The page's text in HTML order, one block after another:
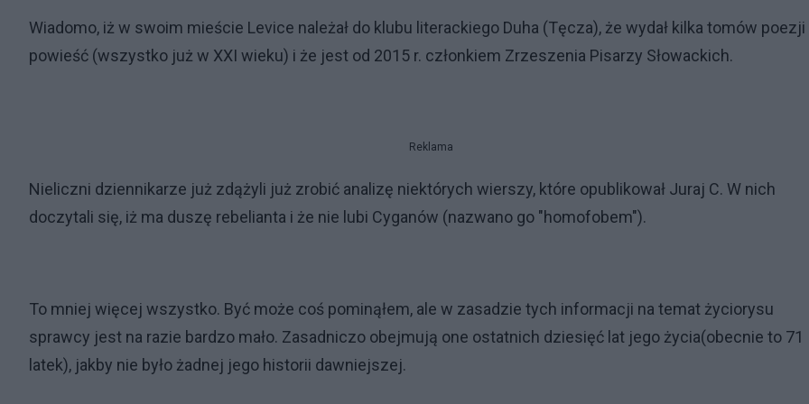
Wiadomo, iż w swoim mieście Levice należał do klubu literackiego Duha (Tęcza), że wydał kilka tomów poezji
powieść (wszystko już w XXI wieku) i że jest od 2015 r. członkiem Zrzeszenia Pisarzy Słowackich.
Reklama
Nieliczni dziennikarze już zdążyli już zrobić analizę niektórych wierszy, które opublikował Juraj C. W nich
doczytali się, iż ma duszę rebelianta i że nie lubi Cyganów (nazwano go "homofobem").
To mniej więcej wszystko. Być może coś pominąłem, ale w zasadzie tych informacji na temat życiorysu
sprawcy jest na razie bardzo mało. Zasadniczo obejmują one ostatnich dziesięć lat jego życia(obecnie to 71
latek), jakby nie było żadnej jego historii dawniejszej.